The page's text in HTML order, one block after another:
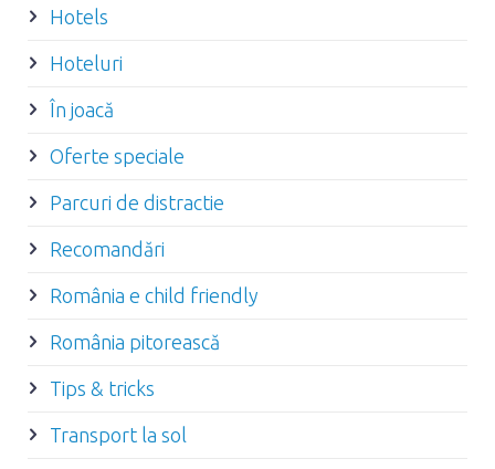
Hotels
Hoteluri
În joacă
Oferte speciale
Parcuri de distractie
Recomandări
România e child friendly
România pitorească
Tips & tricks
Transport la sol